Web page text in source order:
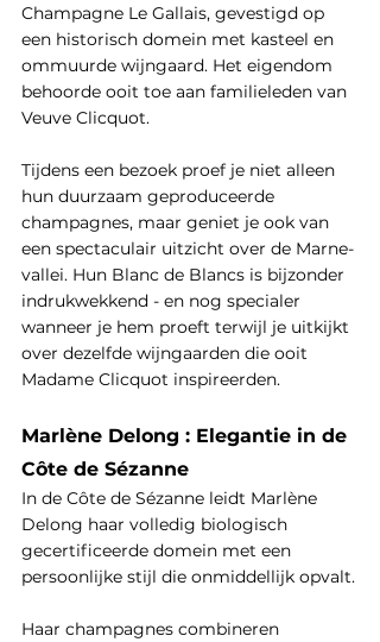
Champagne Le Gallais, gevestigd op
een historisch domein met kasteel en
ommuurde wijngaard. Het eigendom
behoorde ooit toe aan familieleden van
Veuve Clicquot.
Tijdens een bezoek proef je niet alleen
hun duurzaam geproduceerde
champagnes, maar geniet je ook van
een spectaculair uitzicht over de Marne-
vallei. Hun Blanc de Blancs is bijzonder
indrukwekkend - en nog specialer
wanneer je hem proeft terwijl je uitkijkt
over dezelfde wijngaarden die ooit
Madame Clicquot inspireerden.
Marlène Delong : Elegantie in de
Côte de Sézanne
In de Côte de Sézanne leidt Marlène
Delong haar volledig biologisch
gecertificeerde domein met een
persoonlijke stijl die onmiddellijk opvalt.
Haar champagnes combineren